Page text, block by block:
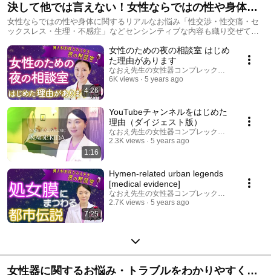
決して他では言えない！女性ならではの性や身体に
関するリアルなお悩み解消シリーズ
女性ならではの性や身体に関するリアルなお悩み「性交渉・性交痛・セ
ックスレス・生理・不感症」などセンシンティブな内容も織り交ぜて解
4:26
女性のための夜の相談室 はじめ
た理由があります
なおえ先生の女性器コンプレックス相談室
6K views
5 years ago
1:16
YouTubeチャンネルをはじめた
理由（ダイジェスト版）
なおえ先生の女性器コンプレックス相談室
2.3K views
5 years ago
7:25
Hymen-related urban legends
[medical evidence]
なおえ先生の女性器コンプレックス相談室
2.7K views
5 years ago
女性器に関するお悩み・トラブルをわかりやすく見